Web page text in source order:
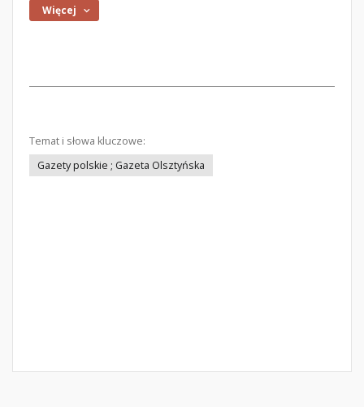
Więcej
Temat i słowa kluczowe:
Gazety polskie ; Gazeta Olsztyńska